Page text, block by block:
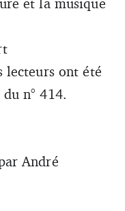
lecteurs ont été
n° 414.
André